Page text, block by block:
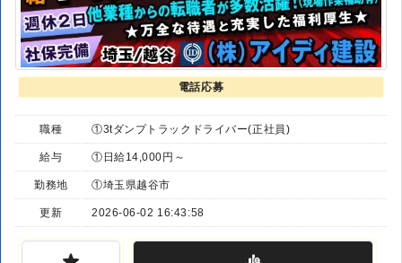
電話応募
職種 ①3tダンプトラックドライバー(正社員)
給与 ①日給14,000円～
勤務地 ①埼玉県越谷市
更新 2026-06-02 16:43:58